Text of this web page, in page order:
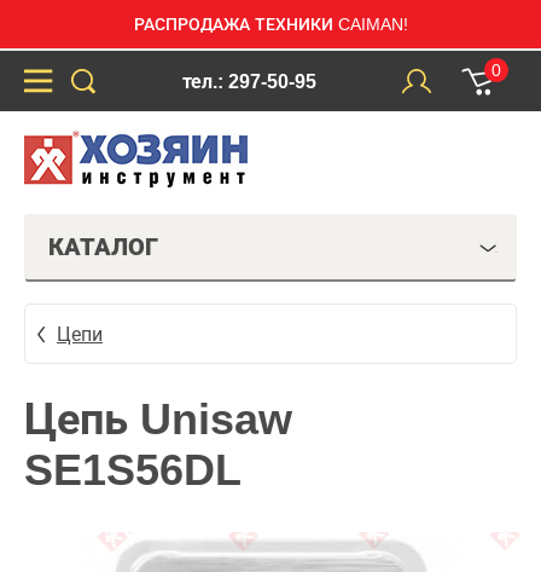
РАСПРОДАЖА ТЕХНИКИ CAIMAN!
тел.: 297-50-95
0
КАТАЛОГ
Цепи
Цепь Unisaw
SE1S56DL